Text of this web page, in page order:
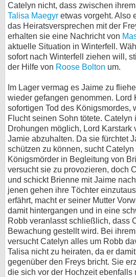
Catelyn nicht, dass zwischen
Talisa Maegyr etwas vorgeht. Also
das Heiratsversprechen mit der
erhalten sie eine Nachricht von
aktuelle Situation in Winterfell.
sofort nach Winterfell ziehen will,
der Hilfe von Roose Bolton um.
Im Lager vermag es Jaime zu
wieder gefangen genommen. Lord
sofortigen Tod des Königsmordes,
Flucht seinen Sohn tötete. Catelyn
Drohungen möglich, Lord Karstark
Jamie abzuhalten. Da sie fürchtet
schützen zu können, sucht Catelyn
Königsmörder in Begleitung von
versucht sie zu provozieren, doch
und schickt Brienne mit Jaime
jenen gehen ihre Töchter
erfährt, macht er seiner Mutter
damit hintergangen und in eine
Robb veranlasst schließlich, dass
Bewachung gestellt wird. Bei
versucht Catelyn alles um Robb
Talisa nicht zu heiraten, da er
gegenüber den Freys bricht. Sie
die sich vor der Hochzeit ebenfalls